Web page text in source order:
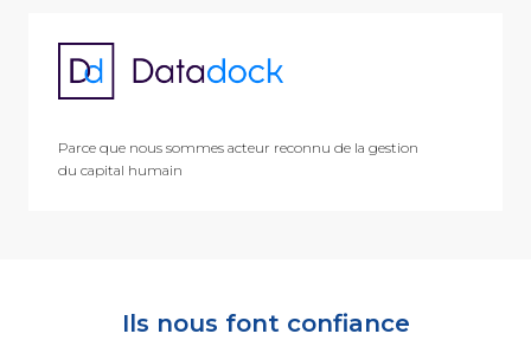
Parce que nous sommes acteur reconnu de la gestion
du capital humain
Ils nous font confiance